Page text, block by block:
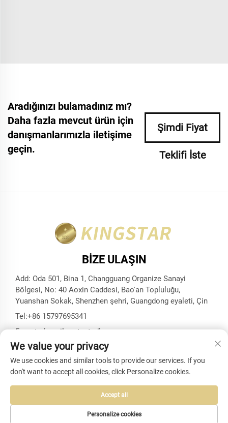
Aradığınızı bulamadınız mı?
Daha fazla mevcut ürün için
danışmanlarımızla iletişime
geçin.
Şimdi Fiyat
Teklifi İste
BIZE ULAŞIN
Add: Oda 501, Bina 1, Changguang Organize Sanayi
Bölgesi, No: 40 Aoxin Caddesi, Bao'an Topluluğu,
Yuanshan Sokak, Shenzhen şehri, Guangdong eyaleti, Çin
Tel:+86 15797695341
E-posta:[email protected]
Telif Hakkı © Shenzhen Kingstar Bags And Cases Co., Ltd.
Tüm Hakları Saklıdır -Gizlilik politikası-Blog
We value your privacy
We use cookies and similar tools to provide our services. If you
don't want to accept all cookies, click Personalize cookies.
Personalize cookies
Accept all